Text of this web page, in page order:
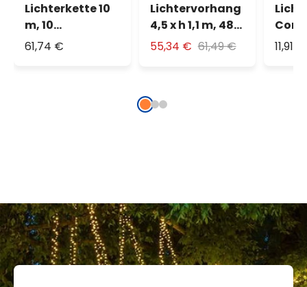
Lichterkette 10
m, 10
StroboLEDs
61,74 €
Lichtervorhang
4,5 x h 1,1 m, 480
MiniLEDs
55,34 € 61,49 €
80
11,91 €